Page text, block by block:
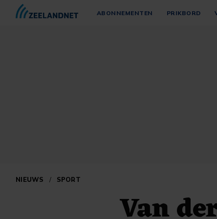
ABONNEMENTEN PRIKBORD
NIEUWS / SPORT